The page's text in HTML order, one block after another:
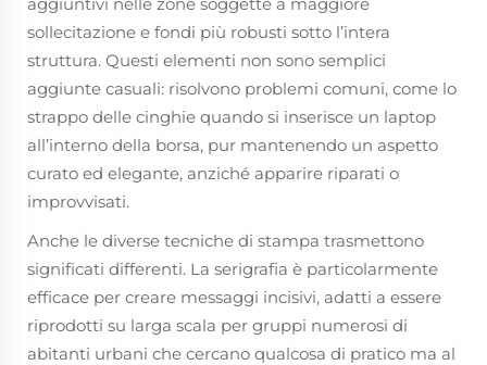
sollecitazione e fondi più robusti sotto l’intera
struttura. Questi elementi non sono semplici
aggiunte casuali: risolvono problemi comuni, come lo
strappo delle cinghie quando si inserisce un laptop
all’interno della borsa, pur mantenendo un aspetto
curato ed elegante, anziché apparire riparati o
improvvisati.
Anche le diverse tecniche di stampa trasmettono
significati differenti. La serigrafia è particolarmente
efficace per creare messaggi incisivi, adatti a essere
riprodotti su larga scala per gruppi numerosi di
abitanti urbani che cercano qualcosa di pratico ma al